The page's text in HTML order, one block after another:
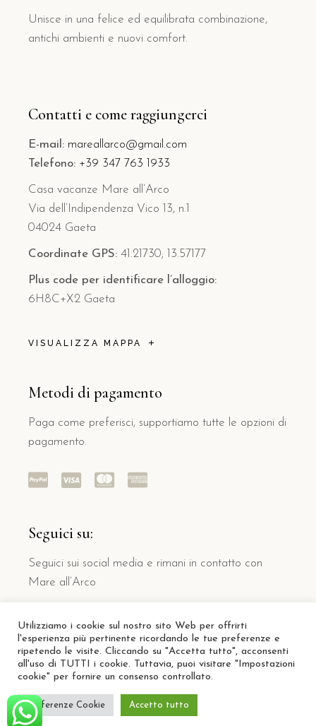
Unisce in una felice ed equilibrata combinazione,
antichi ambienti e nuovi comfort.
Contatti e come raggiungerci
E-mail: mareallarco@gmail.com
Telefono: +39 347 763 1933
Casa vacanze Mare all’Arco
Via dell’Indipendenza Vico 13, n.1
04024 Gaeta
Coordinate GPS: 41.21730; 13.57177
Plus code per identificare l’alloggio:
6H8C+X2 Gaeta
VISUALIZZA MAPPA
Metodi di pagamento
Paga come preferisci, supportiamo tutte le opzioni di
pagamento.
Seguici su:
Seguici sui social media e rimani in contatto con
Mare all’Arco
Utilizziamo i cookie sul nostro sito Web per offrirti
l'esperienza più pertinente ricordando le tue preferenze e
ripetendo le visite. Cliccando su "Accetta tutto", acconsenti
all'uso di TUTTI i cookie. Tuttavia, puoi visitare "Impostazioni
cookie" per fornire un consenso controllato.
Preferenze Cookie Accetto tutto